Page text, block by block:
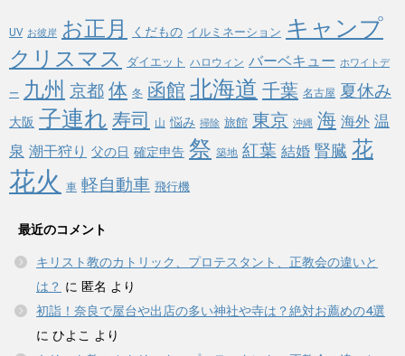
UV お彼岸 お正月 くだもの イルミネーション キャンプ
クリスマス ダイエット ハロウィン バーベキュー ホワイトデ
ー 九州 京都 体 冬 函館 北海道 千葉 名古屋 夏休み
大阪 子連れ 寿司 山 悩み 掃除 旅館 東京 沖縄 海 海外 温
泉 潮干狩り 父の日 確定申告 祭 築地 紅葉 結婚 腎臓 花
花火 車 軽自動車 飛行機
最近のコメント
キリスト教のカトリック、プロテスタント、正教会の違いと
は？ に 匿名 より
初詣！奈良で屋台や出店の多い神社や寺は？絶対お薦めの4選
に ひよこ より